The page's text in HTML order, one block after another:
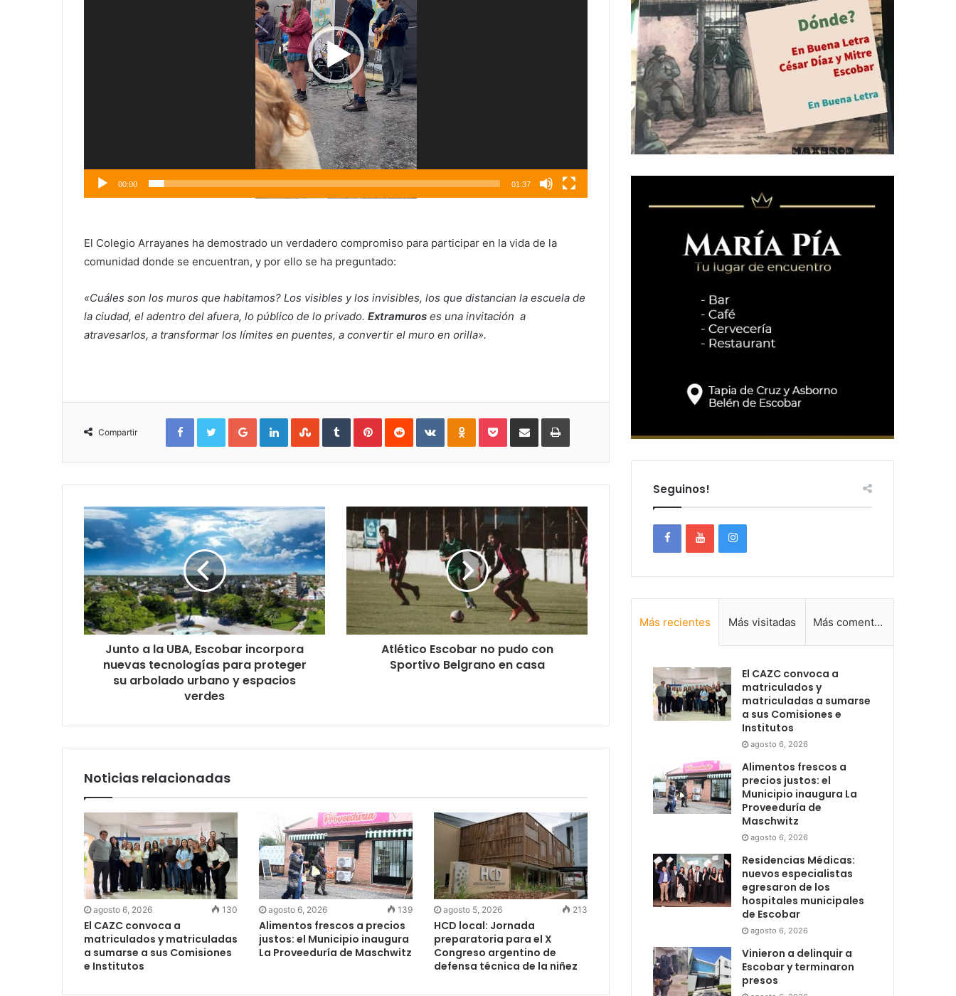
00:00 01:37
El Colegio Arrayanes ha demostrado un verdadero compromiso para participar en la vida de la
comunidad donde se encuentran, y por ello se ha preguntado:
«Cuáles son los muros que habitamos? Los visibles y los invisibles, los que distancian la escuela de
la ciudad, el adentro del afuera, lo público de lo privado. Extramuros es una invitación a
atravesarlos, a transformar los límites en puentes, a convertir el muro en orilla».
Compartir
FacebookTwitterGoogle+LinkedInStumbleUpon
TumblrPinterestReddit VKontakteOdnoklassniki
PocketCompartir
mail
Imprimir
Junto a la UBA, Escobar incorpora
nuevas tecnologías para proteger
su arbolado urbano y espacios
verdes
Atlético Escobar no pudo con
Sportivo Belgrano en casa
Noticias relacionadas
agosto 6, 2026 130
El CAZC convoca a
matriculados y matriculadas
a sumarse a sus Comisiones
e Institutos
agosto 6, 2026 139
Alimentos frescos a precios
justos: el Municipio inaugura
La Proveeduría de Maschwitz
agosto 5, 2026 213
HCD local: Jornada
preparatoria para el X
Congreso argentino de
defensa técnica de la niñez
Seguinos!
Más recientes Más visitadas Más comentadas
El CAZC convoca a
matriculados y
matriculadas a sumarse
a sus Comisiones e
Institutos
agosto 6, 2026
Alimentos frescos a
precios justos: el
Municipio inaugura La
Proveeduría de
Maschwitz
agosto 6, 2026
Residencias Médicas:
nuevos especialistas
egresaron de los
hospitales municipales
de Escobar
agosto 6, 2026
Vinieron a delinquir a
Escobar y terminaron
presos